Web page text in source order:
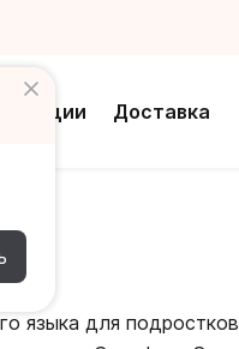
Акции Доставка
языка для